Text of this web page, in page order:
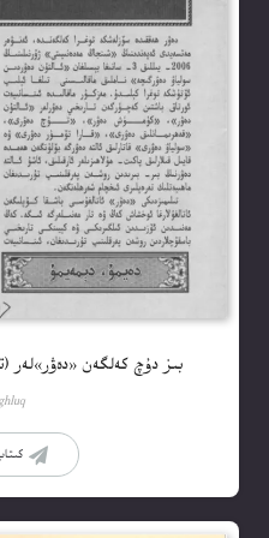
بىز دۇچ كەلگەن «دەۋر»لەر